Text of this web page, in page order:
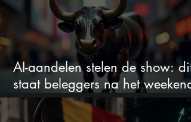
AI-aandelen stelen de show: dit
staat beleggers na het weekend
te wachten